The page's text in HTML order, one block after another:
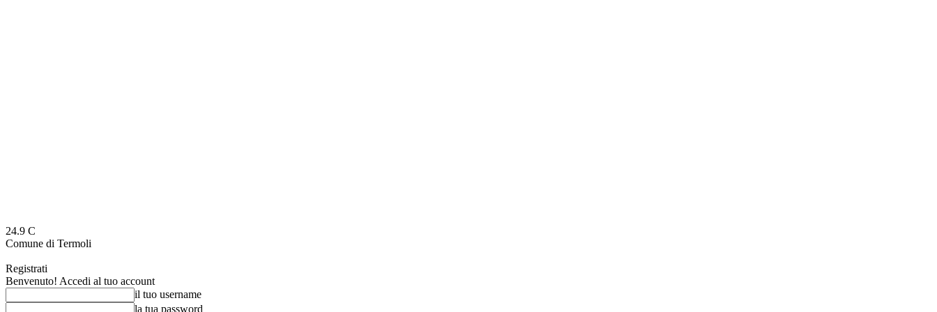
24.9 C
Comune di Termoli
Registrati
Benvenuto! Accedi al tuo account
il tuo username
la tua password